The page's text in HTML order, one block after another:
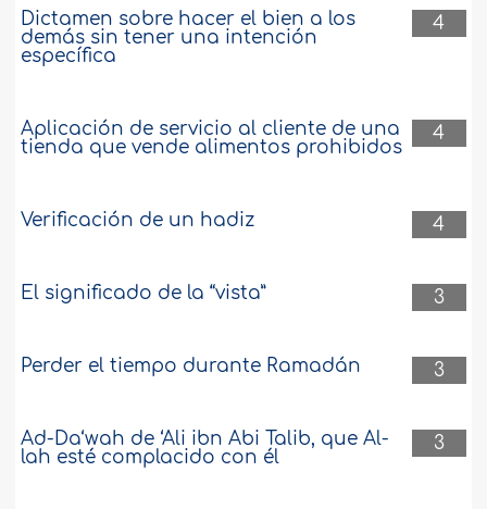
4
Dictamen sobre hacer el bien a los
demás sin tener una intención
específica
4
Aplicación de servicio al cliente de una
tienda que vende alimentos prohibidos
4
Verificación de un hadiz
3
El significado de la “vista”
3
Perder el tiempo durante Ramadán
3
Ad-Da‘wah de ‘Ali ibn Abi Talib, que Al-
lah esté complacido con él